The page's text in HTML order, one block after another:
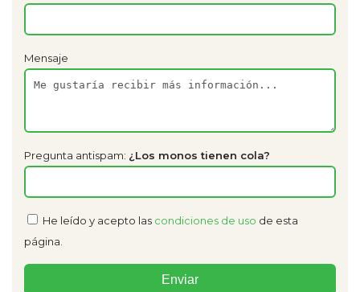
Mensaje
Pregunta antispam: ¿Los monos tienen cola?
He leído y acepto las condiciones de uso de esta
página.